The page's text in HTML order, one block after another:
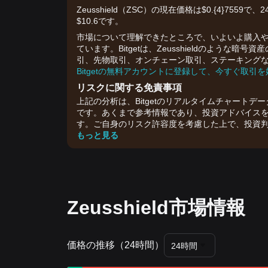
Zeusshield（ZSC）の現在価格は$0.{​4}7559で、
$10.6です。
市場について理解できたところで、いよいよ購入
ています。Bitgetは、Zeusshieldのような暗号資
引、先物取引、オンチェーン取引、ステーキング
Bitgetの無料アカウントに登録して、今すぐ取引
リスクに関する免責事項
上記の分析は、Bitgetのリアルタイムチャートデ
です。あくまで参考情報であり、投資アドバイス
す。ご自身のリスク許容度を考慮した上で、投資
もっと見る
Zeusshield市場情報
価格の推移（24時間） 24時間